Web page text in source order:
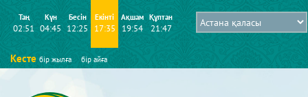
Таң
02:51
Күн
04:45
Бесін
12:25
Екінті
17:35
Ақшам
19:54
Құптан
21:47
Кесте бір жылға бір айға